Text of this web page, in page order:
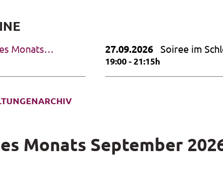
Monats
27.09.2026
19:00 - 21:15h
Soiree im
ARCHIV
Monats September